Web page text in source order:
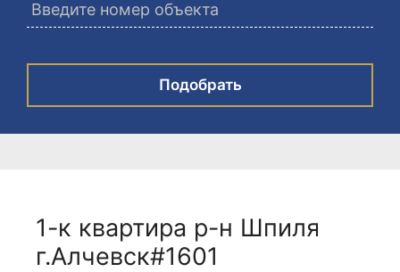
1-к квартира р-н Шпиля
г.Алчевск#1601
Подобрать